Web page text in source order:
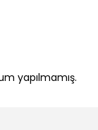
yapılmamış.